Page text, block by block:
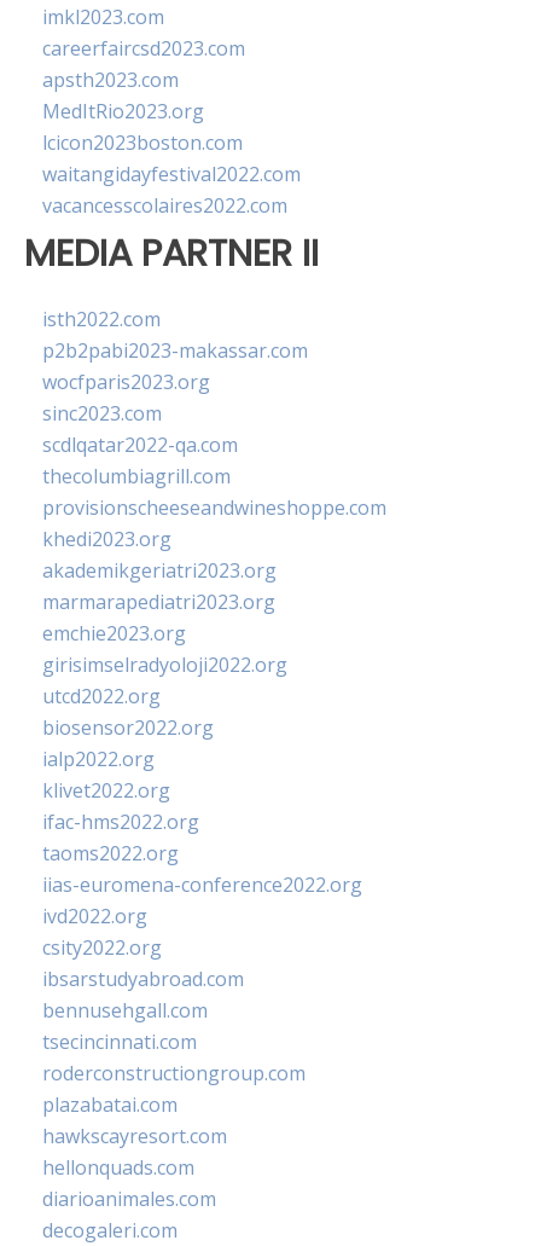
imkl2023.com
careerfaircsd2023.com
apsth2023.com
MedItRio2023.org
lcicon2023boston.com
waitangidayfestival2022.com
vacancesscolaires2022.com
MEDIA PARTNER II
isth2022.com
p2b2pabi2023-makassar.com
wocfparis2023.org
sinc2023.com
scdlqatar2022-qa.com
thecolumbiagrill.com
provisionscheeseandwineshoppe.com
khedi2023.org
akademikgeriatri2023.org
marmarapediatri2023.org
emchie2023.org
girisimselradyoloji2022.org
utcd2022.org
biosensor2022.org
ialp2022.org
klivet2022.org
ifac-hms2022.org
taoms2022.org
iias-euromena-conference2022.org
ivd2022.org
csity2022.org
ibsarstudyabroad.com
bennusehgall.com
tsecincinnati.com
roderconstructiongroup.com
plazabatai.com
hawkscayresort.com
hellonquads.com
diarioanimales.com
decogaleri.com